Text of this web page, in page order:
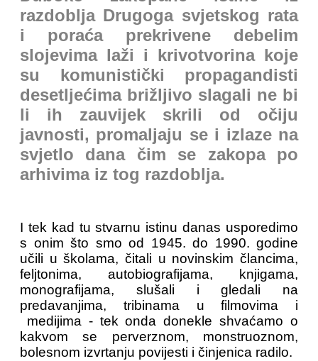
razdoblja Drugoga svjetskog rata
i poraća prekrivene debelim
slojevima laži i krivotvorina koje
su komunistički propagandisti
desetljećima brižljivo slagali ne bi
li ih zauvijek skrili od očiju
javnosti, promaljaju se i izlaze na
svjetlo dana čim se zakopa po
arhivima iz tog razdoblja.
I tek kad tu stvarnu istinu danas usporedimo
s onim što smo od 1945. do 1990. godine
učili u školama, čitali u novinskim člancima,
feljtonima, autobiografijama, knjigama,
monografijama, slušali i gledali na
predavanjima, tribinama u filmovima i
medijima - tek onda donekle shvaćamo o
kakvom se perverznom, monstruoznom,
bolesnom izvrtanju povijesti i činjenica radilo.